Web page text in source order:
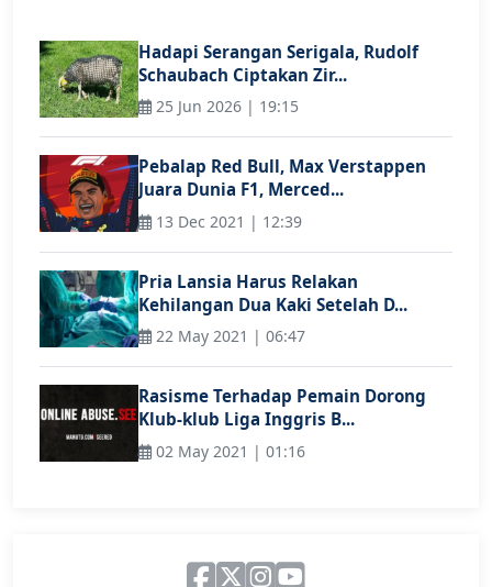
Hadapi Serangan Serigala, Rudolf
Schaubach Ciptakan Zir...
25 Jun 2026 | 19:15
Pebalap Red Bull, Max Verstappen
Juara Dunia F1, Merced...
13 Dec 2021 | 12:39
Pria Lansia Harus Relakan
Kehilangan Dua Kaki Setelah D...
22 May 2021 | 06:47
Rasisme Terhadap Pemain Dorong
Klub-klub Liga Inggris B...
02 May 2021 | 01:16